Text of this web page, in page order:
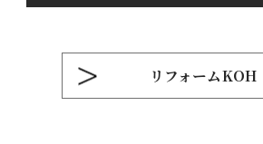
リフォームKOH